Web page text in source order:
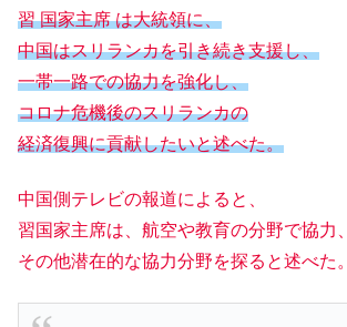
習 国家主席 は大統領に、
中国はスリランカを引き続き支援し、
一帯一路での協力を強化し、
コロナ危機後のスリランカの
経済復興に貢献したいと述べた。
中国側テレビの報道によると、
習国家主席は、航空や教育の分野で協力、
その他潜在的な協力分野を探ると述べた。